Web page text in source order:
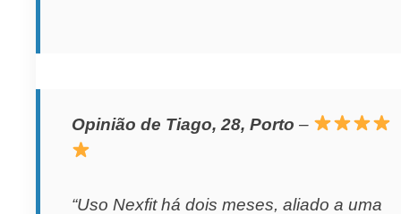
Opinião de Tiago, 28, Porto –
“Uso Nexfit há dois meses, aliado a uma